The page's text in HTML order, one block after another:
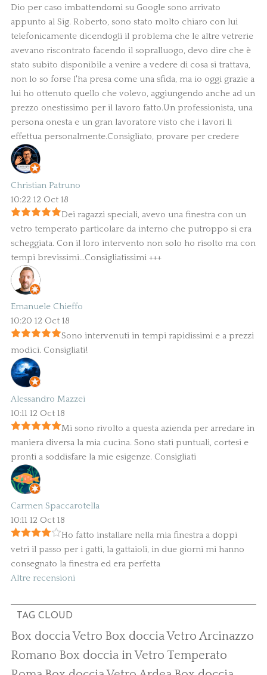
Dio per caso imbattendomi su Google sono arrivato
appunto al Sig. Roberto, sono stato molto chiaro con lui
telefonicamente dicendogli il problema che le altre vetrerie
avevano riscontrato facendo il sopralluogo, devo dire che è
stato subito disponibile a venire a vedere di cosa si trattava,
non lo so forse l'ha presa come una sfida, ma io oggi grazie a
lui ho ottenuto quello che volevo, aggiungendo anche ad un
prezzo onestissimo per il lavoro fatto.Un professionista, una
persona onesta e un gran lavoratore visto che i lavori li
effettua personalmente.Consigliato, provare per credere
Christian Patruno
10:22 12 Oct 18
Dei ragazzi speciali, avevo una finestra con un
vetro temperato particolare da interno che putroppo si era
scheggiata. Con il loro intervento non solo ho risolto ma con
tempi brevissimi...Consigliatissimi +++
Emanuele Chieffo
10:20 12 Oct 18
Sono intervenuti in tempi rapidissimi e a prezzi
modici. Consigliati!
Alessandro Mazzei
10:11 12 Oct 18
Mi sono rivolto a questa azienda per arredare in
maniera diversa la mia cucina. Sono stati puntuali, cortesi e
pronti a soddisfare la mie esigenze. Consigliati
Carmen Spaccarotella
10:11 12 Oct 18
Ho fatto installare nella mia finestra a doppi
vetri il passo per i gatti, la gattaioli, in due giorni mi hanno
consegnato la finestra ed era perfetta
Altre recensioni
TAG CLOUD
Box doccia Vetro Box doccia Vetro Arcinazzo
Romano Box doccia in Vetro Temperato